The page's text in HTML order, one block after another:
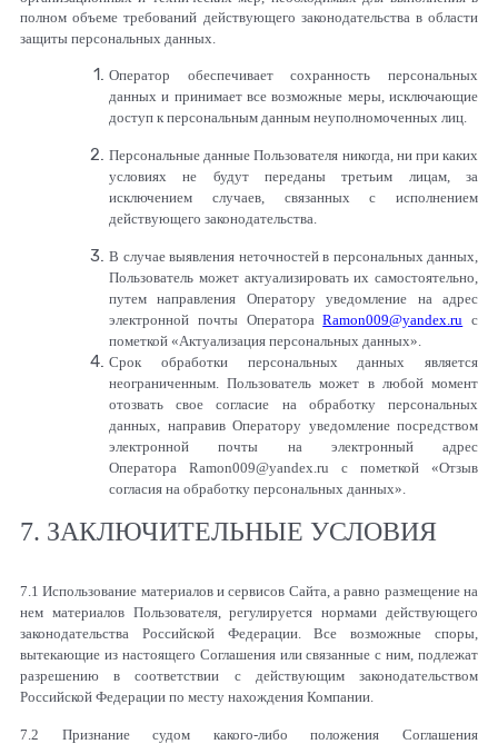
полном объеме требований действующего законодательства в области
защиты персональных данных.
Оператор обеспечивает сохранность персональных
данных и принимает все возможные меры, исключающие
доступ к персональным данным неуполномоченных лиц.
Персональные данные Пользователя никогда, ни при каких
условиях не будут переданы третьим лицам, за
исключением случаев, связанных с исполнением
действующего законодательства.
В случае выявления неточностей в персональных данных,
Пользователь может актуализировать их самостоятельно,
путем направления Оператору уведомление на адрес
электронной почты ОператораRamon009@yandex.ru с
пометкой «Актуализация персональных данных».
Срок обработки персональных данных является
неограниченным. Пользователь может в любой момент
отозвать свое согласие на обработку персональных
данных, направив Оператору уведомление посредством
электронной почты на электронный адрес
Оператора Ramon009@yandex ru с пометкой «Отзыв
согласия на обработку персональных данных».
7. ЗАКЛЮЧИТЕЛЬНЫЕ УСЛОВИЯ
7.1 Использование материалов и сервисов Сайта, а равно размещение на
нем материалов Пользователя, регулируется нормами действующего
законодательства Российской Федерации. Все возможные споры,
вытекающие из настоящего Соглашения или связанные с ним, подлежат
разрешению в соответствии с действующим законодательством
Российской Федерации по месту нахождения Компании.
7.2 Признание судом какого-либо положения Соглашения